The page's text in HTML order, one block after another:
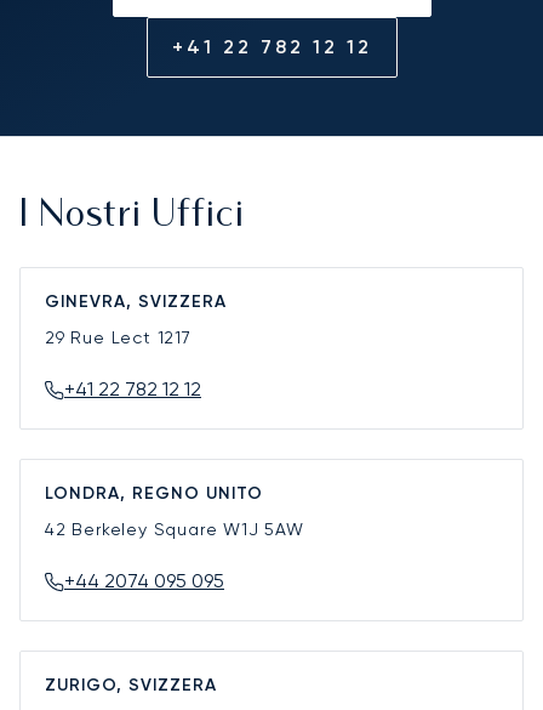
+41 22 782 12 12
I Nostri Uffici
GINEVRA, SVIZZERA
29 Rue Lect 1217
+41 22 782 12 12
LONDRA, REGNO UNITO
42 Berkeley SquareW1J 5AW
+44 2074 095 095
ZURIGO, SVIZZERA